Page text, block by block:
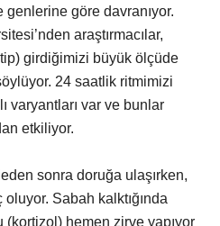
göre davranıyor.
araştırmacılar,
girdiğimizi büyük ölçüde
24 saatlik ritmimizi
varyantları var ve bunlar
etkiliyor.
sonra doruğa ulaşırken,
Sabah kalktığında
hemen zirve yapıyor